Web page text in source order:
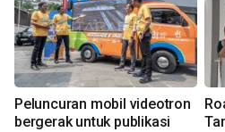
Peluncuran mobil videotron
bergerak untuk publikasi